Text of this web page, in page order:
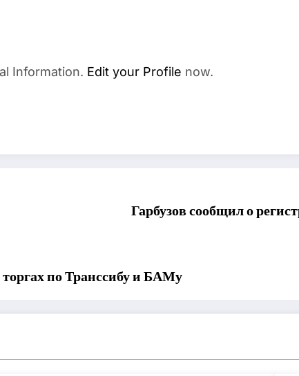
Information. Edit your Profile now.
Гарбузов сообщил о
по Транссибу и БАМу